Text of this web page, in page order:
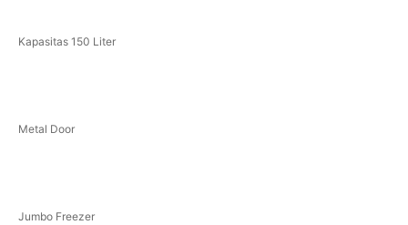
Kapasitas 150 Liter
Metal Door
Jumbo Freezer